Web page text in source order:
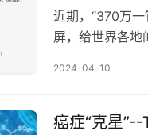
近期，“370万
屏，给世界各地
2024-04-10
癌症“克星”--